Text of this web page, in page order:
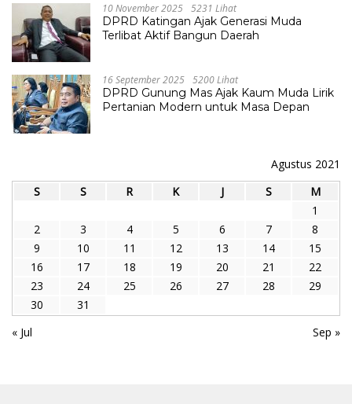
10 November 2025 5231 Lihat
DPRD Katingan Ajak Generasi Muda
Terlibat Aktif Bangun Daerah
16 September 2025 5200 Lihat
DPRD Gunung Mas Ajak Kaum Muda Lirik
Pertanian Modern untuk Masa Depan
Agustus 2021
S
S R K J S
M
1
2
3 4 5 6 7
8
9
10 11 12 13 14
15
16
17 18 19 20 21
22
23
24 25 26 27 28
29
30
31
« Jul
Sep »